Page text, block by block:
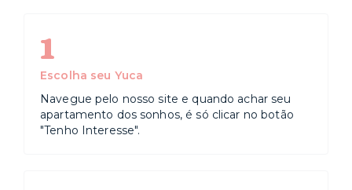
1
Escolha seu Yuca
Navegue pelo nosso site e quando achar seu
apartamento dos sonhos, é só clicar no botão
"Tenho Interesse".